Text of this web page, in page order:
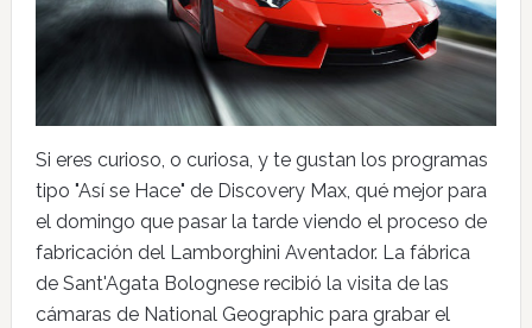
Si eres curioso, o curiosa, y te gustan los programas
tipo "Así se Hace" de Discovery Max, qué mejor para
el domingo que pasar la tarde viendo el proceso de
fabricación del Lamborghini Aventador. La fábrica
de Sant'Agata Bolognese recibió la visita de las
cámaras de National Geographic para grabar el